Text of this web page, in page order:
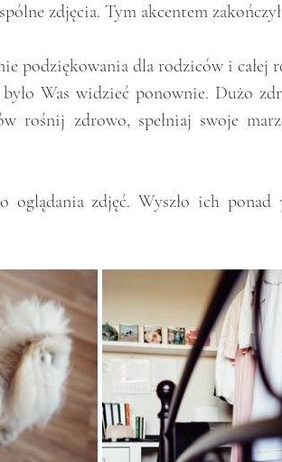
zdjęcia. Tym akcentem
podziękowania dla rodziców i
Was widzieć ponownie. Dużo
rośnij zdrowo, spełniaj swoje
oglądania zdjęć. Wyszło ich